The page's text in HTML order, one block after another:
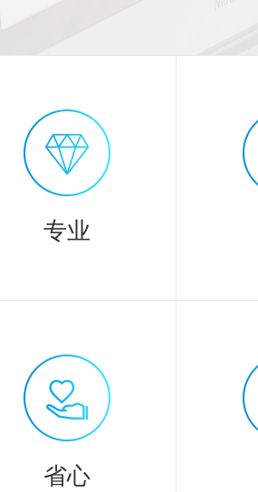
专业
专业
3000余人精英团队
提供专业服务！
20
省心